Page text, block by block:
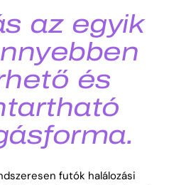
az egyik
és
futók halálozási